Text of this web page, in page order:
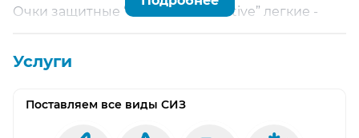
Очки защитные “О15 Hammer Active” легкие -
Услуги
Поставляем все виды СИЗ